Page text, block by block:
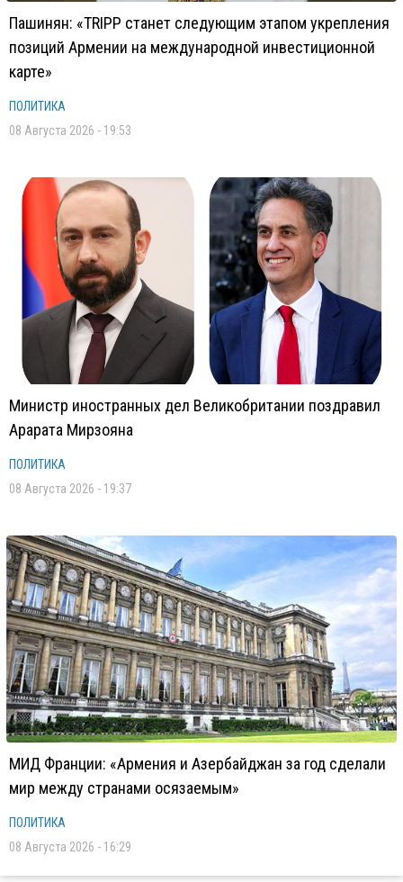
Пашинян: «TRIPP станет следующим этапом укрепления
позиций Армении на международной инвестиционной
карте»
ПОЛИТИКА
08 Августа 2026 - 19:53
Министр иностранных дел Великобритании поздравил
Арарата Мирзояна
ПОЛИТИКА
08 Августа 2026 - 19:37
МИД Франции: «Армения и Азербайджан за год сделали
мир между странами осязаемым»
ПОЛИТИКА
08 Августа 2026 - 16:29